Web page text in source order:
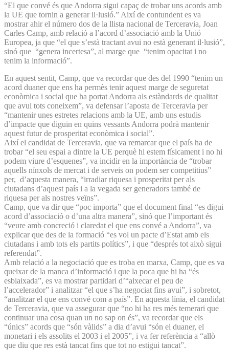
“El que convé és que Andorra sigui capaç de trobar uns acords amb
la UE que tornin a generar il·lusió.” Així de contundent es va
mostrar ahir el número dos de la llista nacional de Terceravia, Joan
Carles Camp, amb relació a l’acord d’associació amb la Unió
Europea, ja que “el que s’està tractant avui no està generant il·lusió”,
sinó que “genera incertesa”, al marge que “tenim opacitat i no
tenim la informació”.
En aquest sentit, Camp, que va recordar que des del 1990 “tenim un
acord duaner que ens ha permès tenir aquest marge de seguretat
econòmica i social que ha portat Andorra als estàndards de qualitat
que avui tots coneixem”, va defensar l’aposta de Terceravia per
“mantenir unes estretes relacions amb la UE, amb uns estudis
d’impacte que diguin en quins vessants Andorra podrà mantenir
aquest futur de prosperitat econòmica i social”.
Així el candidat de Terceravia, que va remarcar que el país ha de
trobar “el seu espai a dintre la UE perquè hi estem físicament i no hi
podem viure d’esquenes”, va incidir en la importància de “trobar
aquells nínxols de mercat i de serveis on podem ser competitius”
per, d’aquesta manera, “irradiar riquesa i prosperitat per als
ciutadans d’aquest país i a la vegada ser generadors també de
riquesa per als nostres veïns”.
Camp, que va dir que “poc importa” que el document final “es digui
acord d’associació o d’una altra manera”, sinó que l’important és
“veure amb concreció i claredat el que ens convé a Andorra”, va
explicar que des de la formació “es vol un pacte d’Estat amb els
ciutadans i amb tots els partits polítics”, i que “després tot això sigui
referendat”.
Amb relació a la negociació que es troba en marxa, Camp, que es va
queixar de la manca d’informació i que la poca que hi ha “és
esbiaixada”, es va mostrar partidari d’“aixecar el peu de
l’accelerador” i analitzar “el que s’ha negociat fins avui”, i sobretot,
“analitzar el que ens convé com a país”. En aquesta línia, el candidat
de Terceravia, que va assegurar que “no hi ha res més temerari que
continuar una cosa quan un no sap on és”, va recordar que els
“únics” acords que “són vàlids” a dia d’avui “són el duaner, el
monetari i els assolits el 2003 i el 2005”, i va fer referència a “allò
que diu que res està tancat fins que tot no estigui tancat”.